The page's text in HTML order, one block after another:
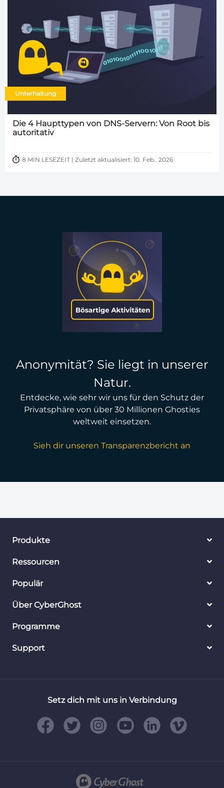
Unterhaltung
Die 4 Haupttypen von DNS-Servern: Von Root bis
autoritativ
8 MIN LESEZEIT | Zuletzt aktualisiert: 10. Feb.. 2026
Anonymität? Sie liegt in unserer
Natur.
Entdecke, wie sehr wir uns für den Schutz der
Privatsphäre von über 30 Millionen Ghosties
weltweit einsetzen.
Sieh dir unseren Transparenzbericht an
Produkte
Ressourcen
Populär
Über CyberGhost
Programme
Support
Setz dich mit uns in Verbindung